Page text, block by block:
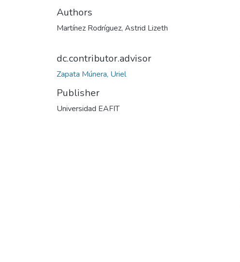
Authors
Martínez Rodríguez, Astrid Lizeth
dc.contributor.advisor
Zapata Múnera, Uriel
Publisher
Universidad EAFIT